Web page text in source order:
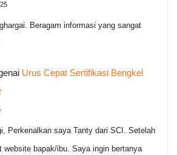
Beragam informasi yang sangat
Urus Cepat Sertifikasi Bengkel
Perkenalkan saya Tanty dari SCI. Setelah
website bapak/ibu. Saya ingin bertanya